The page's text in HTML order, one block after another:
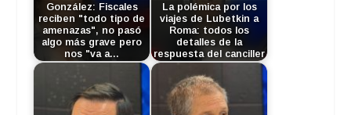
González: Fiscales
reciben "todo tipo de
amenazas", no pasó
algo más grave pero
nos "va a…
La polémica por los
viajes de Lubetkin a
Roma: todos los
detalles de la
respuesta del canciller